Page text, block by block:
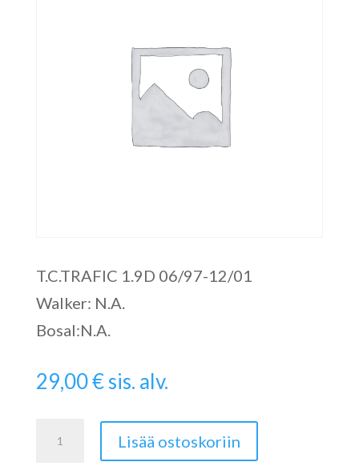
T.C.TRAFIC 1.9D 06/97-12/01
Walker: N.A.
Bosal:N.A.
29,00€sis. alv.
Lisää ostoskoriin